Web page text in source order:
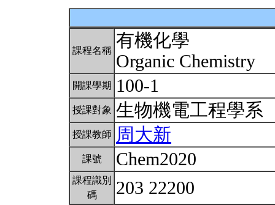
課程名稱 有機化學
Organic Chemistry
開課學期 100-1
授課對象 生物機電工程學系
授課教師 周大新
課號 Chem2020
課程識別
碼
203 22200